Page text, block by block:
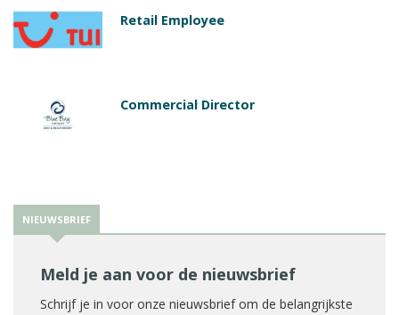
Retail Employee
Commercial Director
NIEUWSBRIEF
Meld je aan voor de nieuwsbrief
Schrijf je in voor onze nieuwsbrief om de belangrijkste